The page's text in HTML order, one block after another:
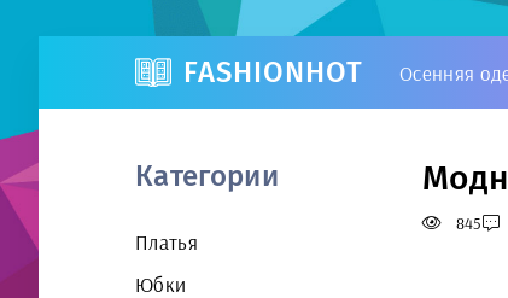
FASHIONHOT Осенняя
Категории
Платья
Юбки
845